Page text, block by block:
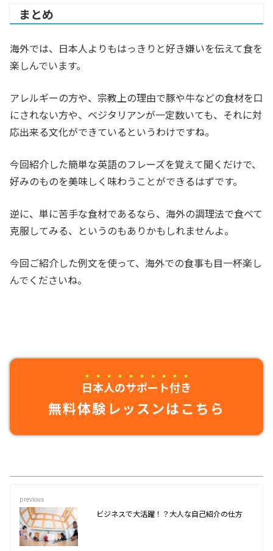
まとめ
海外では、日本人よりもはっきりと好き嫌いを伝えて食を
楽しんでいます。
アレルギーの方や、宗教上の理由で豚や牛などの食材を口
にされない方や、ベジタリアンが一定数いても、それに対
応出来る文化ができているというわけですね。
今回紹介した簡単な英語のフレーズを覚えて聞くだけで、
好みのものを美味しく味わうことができるはずです。
逆に、単に苦手な食材であるなら、海外の調理法で食べて
克服してみる、というのもありかもしれませんよ。
今回ご紹介した例文を使って、海外での食事も目一杯楽し
んでくださいね。
日本人のサポート付き
無料体験レッスンはこちら
previous
ビジネスで大活躍！？大人な自己紹介の仕方